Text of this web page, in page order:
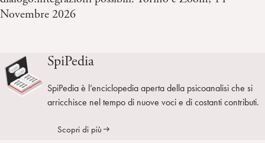
Novembre 2026
SpiPedia
SpiPedia è l’enciclopedia aperta della psicoanalisi che si
arricchisce nel tempo di nuove voci e di costanti contributi.
Scopri di più